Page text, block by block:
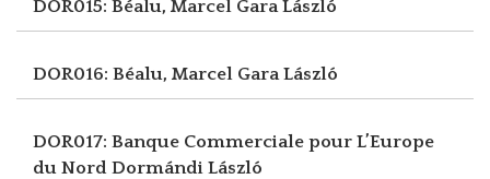
DOR015: Béalu, Marcel Gara László
DOR016: Béalu, Marcel Gara László
DOR017: Banque Commerciale pour L’Europe
du Nord Dormándi László